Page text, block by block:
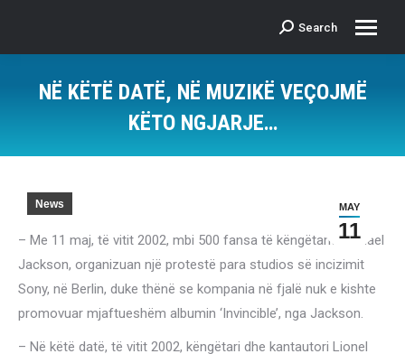
Search:
Search
NË KËTË DATË, NË MUZIKË VEÇOJMË
KËTO NGJARJE…
MAY
11
News
– Me 11 maj, të vitit 2002, mbi 500 fansa të këngëtarit Michael
Jackson, organizuan një protestë para studios së incizimit
Sony, në Berlin, duke thënë se kompania në fjalë nuk e kishte
promovuar mjaftueshëm albumin ‘Invincible’, nga Jackson.
– Në këtë datë, të vitit 2002, këngëtari dhe kantautori Lionel